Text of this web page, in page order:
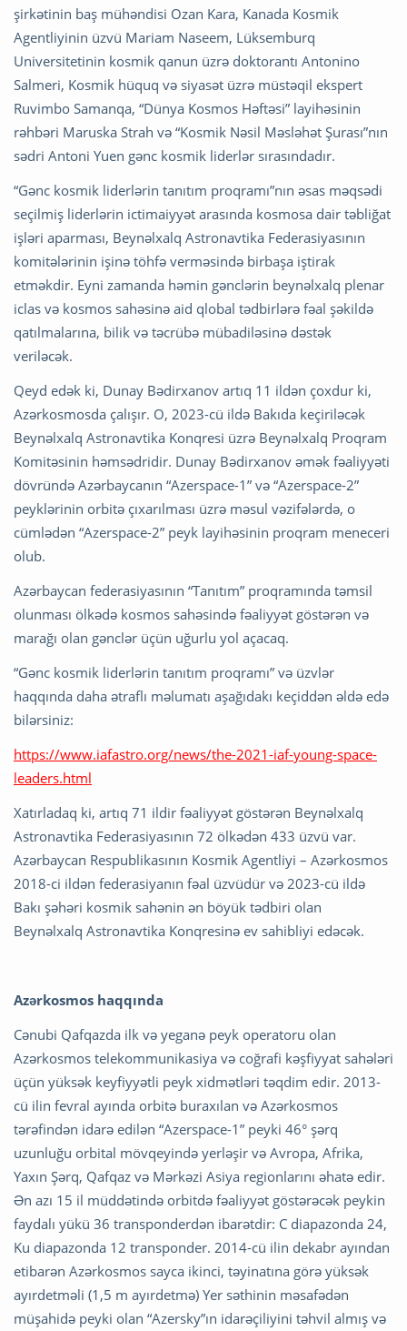
şirkətinin baş mühəndisi Ozan Kara, Kanada Kosmik
Agentliyinin üzvü Mariam Naseem, Lüksemburq
Universitetinin kosmik qanun üzrə doktorantı Antonino
Salmeri, Kosmik hüquq və siyasət üzrə müstəqil ekspert
Ruvimbo Samanqa, “Dünya Kosmos Həftəsi” layihəsinin
rəhbəri Maruska Strah və “Kosmik Nəsil Məsləhət Şurası”nın
sədri Antoni Yuen gənc kosmik liderlər sırasındadır.
“Gənc kosmik liderlərin tanıtım proqramı”nın əsas məqsədi
seçilmiş liderlərin ictimaiyyət arasında kosmosa dair təbliğat
işləri aparması, Beynəlxalq Astronavtika Federasiyasının
komitələrinin işinə töhfə verməsində birbaşa iştirak
etməkdir. Eyni zamanda həmin gənclərin beynəlxalq plenar
iclas və kosmos sahəsinə aid qlobal tədbirlərə fəal şəkildə
qatılmalarına, bilik və təcrübə mübadiləsinə dəstək
veriləcək.
Qeyd edək ki, Dunay Bədirxanov artıq 11 ildən çoxdur ki,
Azərkosmosda çalışır. O, 2023-cü ildə Bakıda keçiriləcək
Beynəlxalq Astronavtika Konqresi üzrə Beynəlxalq Proqram
Komitəsinin həmsədridir. Dunay Bədirxanov əmək fəaliyyəti
dövründə Azərbaycanın “Azerspace-1” və “Azerspace-2”
peyklərinin orbitə çıxarılması üzrə məsul vəzifələrdə, o
cümlədən “Azerspace-2” peyk layihəsinin proqram meneceri
olub.
Azərbaycan federasiyasının “Tanıtım” proqramında təmsil
olunması ölkədə kosmos sahəsində fəaliyyət göstərən və
marağı olan gənclər üçün uğurlu yol açacaq.
“Gənc kosmik liderlərin tanıtım proqramı” və üzvlər
haqqında daha ətraflı məlumatı aşağıdakı keçiddən əldə edə
bilərsiniz:
https://www.iafastro.org/news/the-2021-iaf-young-space-
leaders.html
Xatırladaq ki, artıq 71 ildir fəaliyyət göstərən Beynəlxalq
Astronavtika Federasiyasının 72 ölkədən 433 üzvü var.
Azərbaycan Respublikasının Kosmik Agentliyi – Azərkosmos
2018-ci ildən federasiyanın fəal üzvüdür və 2023-cü ildə
Bakı şəhəri kosmik sahənin ən böyük tədbiri olan
Beynəlxalq Astronavtika Konqresinə ev sahibliyi edəcək.
Azərkosmos haqqında
Cənubi Qafqazda ilk və yeganə peyk operatoru olan
Azərkosmos telekommunikasiya və coğrafi kəşfiyyat sahələri
üçün yüksək keyfiyyətli peyk xidmətləri təqdim edir. 2013-
cü ilin fevral ayında orbitə buraxılan və Azərkosmos
tərəfindən idarə edilən “Azerspace-1” peyki 46° şərq
uzunluğu orbital mövqeyində yerləşir və Avropa, Afrika,
Yaxın Şərq, Qafqaz və Mərkəzi Asiya regionlarını əhatə edir.
Ən azı 15 il müddətində orbitdə fəaliyyət göstərəcək peykin
faydalı yükü 36 transponderdən ibarətdir: C diapazonda 24,
Ku diapazonda 12 transponder. 2014-cü ilin dekabr ayından
etibarən Azərkosmos sayca ikinci, təyinatına görə yüksək
ayırdetməli (1,5 m ayırdetmə) Yer səthinin məsafədən
müşahidə peyki olan “Azersky”ın idarəçiliyini təhvil almış və